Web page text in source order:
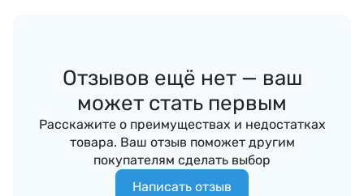
Отзывов ещё нет — ваш
может стать первым
Расскажите о преимуществах и недостатках
товара. Ваш отзыв поможет другим
покупателям сделать выбор
Написать отзыв